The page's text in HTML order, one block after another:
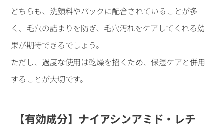
どちらも、洗顔料やパックに配合されていることが多
く、毛穴の詰まりを防ぎ、毛穴汚れをケアしてくれる効
果が期待できるでしょう。
ただし、過度な使用は乾燥を招くため、保湿ケアと併用
することが大切です。
【有効成分】ナイアシンアミド・レチ